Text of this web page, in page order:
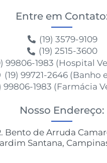
Entre em
(19) 3579-9109
(19) 2515-3600
99806-1983 (Hospital
(19) 99721-2646 (Banho
99806-1983 (Farmácia
Nosso Endereço:
Bento de Arruda
Santana,